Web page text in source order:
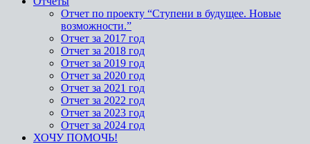
Отчет по проекту “Ступени в будущее. Новые
возможности.”
Отчет за 2017 год
Отчет за 2018 год
Отчет за 2019 год
Отчет за 2020 год
Отчет за 2021 год
Отчет за 2022 год
Отчет за 2023 год
Отчет за 2024 год
ХОЧУ ПОМОЧЬ!